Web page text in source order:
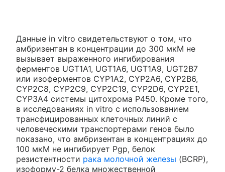
Данные in vitro свидетельствуют о том, что
амбризентан в концентрации до 300 мкМ не
вызывает выраженного ингибирования
ферментов UGT1A1, UGT1A6, UGT1A9, UGT2B7
или изоферментов CYP1A2, CYP2A6, CYP2B6,
CYP2C8, CYP2C9, CYP2C19, CYP2D6, CYP2E1,
CYP3A4 системы цитохрома Р450. Кроме того,
в исследованиях in vitro с использованием
трансфицированных клеточных линий с
человеческими транспортерами генов было
показано, что амбризентан в концентрациях до
100 мкМ не ингибирует Pgp, белок
резистентности рака молочной железы (BCRP),
изоформу-2 белка множественной